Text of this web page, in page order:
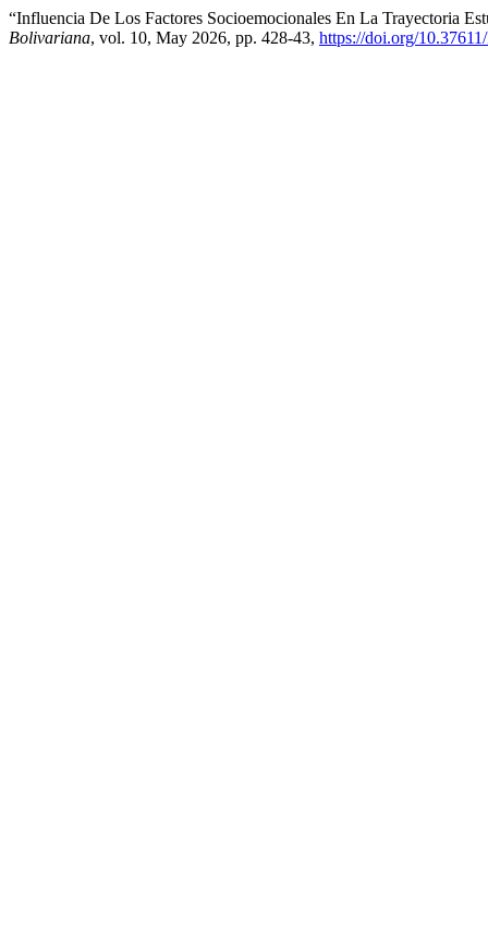
“Influencia De Los Factores Socioemocionales En La Trayectoria
Bolivariana, vol. 10, May 2026, pp. 428-43, https://doi.org/